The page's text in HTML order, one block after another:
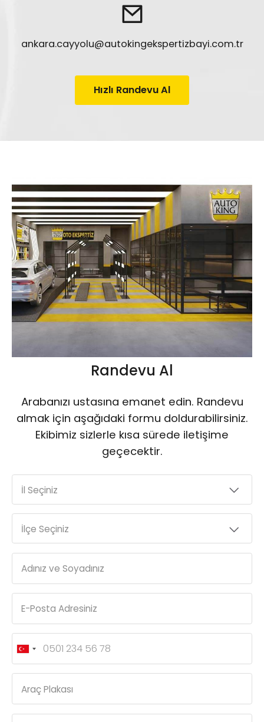
ankara.cayyolu@autokingekspertizbayi.com.tr
Hızlı Randevu Al
Randevu Al
Arabanızı ustasına emanet edin. Randevu
almak için aşağıdaki formu doldurabilirsiniz.
Ekibimiz sizlerle kısa sürede iletişime
geçecektir.
İl Seçiniz
İlçe Seçiniz
Adınız ve Soyadınız
E-Posta Adresiniz
Araç Plakası